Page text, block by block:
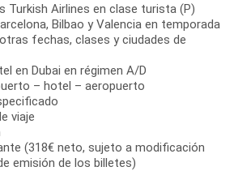
Turkish Airlines en clase turista (P)
Bilbao y Valencia en temporada
fechas, clases y ciudades de
en Dubai en régimen A/D
– hotel – aeropuerto
viaje
(318€ neto, sujeto a modificación
emisión de los billetes)